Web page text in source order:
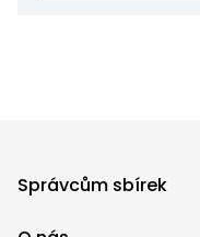
Správcům sbírek